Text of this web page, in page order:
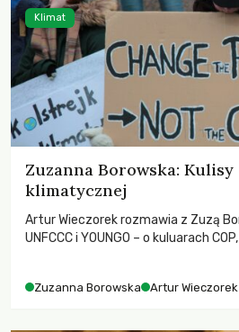
Zuzanna Borowska:
klimatycznej
Artur Wieczorek rozmawia z Zuzą
UNFCCC i YOUNGO – o kuluarach
Zuzanna Borowska Artur Wieczorek
Klimat